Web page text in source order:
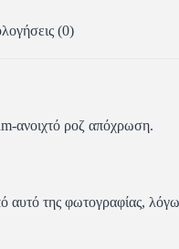
(0)
ανοιχτό ροζ απόχρωση.
αυτό της φωτογραφίας,